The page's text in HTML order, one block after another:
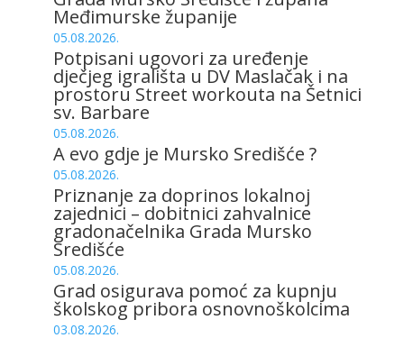
Međimurske županije
05.08.2026.
Potpisani ugovori za uređenje
dječjeg igrališta u DV Maslačak i na
prostoru Street workouta na Šetnici
sv. Barbare
05.08.2026.
A evo gdje je Mursko Središće ?
05.08.2026.
Priznanje za doprinos lokalnoj
zajednici – dobitnici zahvalnice
gradonačelnika Grada Mursko
Središće
05.08.2026.
Grad osigurava pomoć za kupnju
školskog pribora osnovnoškolcima
03.08.2026.